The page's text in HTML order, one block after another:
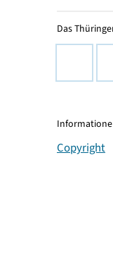
Das
Copyright